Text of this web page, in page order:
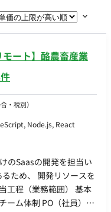
ート】酪農畜産業
・税別）
Node.js, React
のSaasの開発を担当い
ため、 開発リソースを